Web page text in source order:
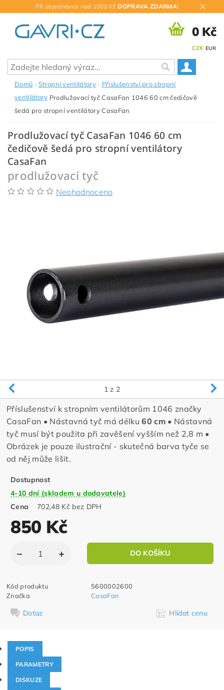
Při objednávce nad 1000 Kč DOPRAVA ZDARMA!
CZK EUR
0 Kč
Domů Stropní ventilátory
Příslušenství pro stropní
ventilátory Prodlužovací tyč CasaFan 1046 60 cm čedičově
šedá pro stropní ventilátory CasaFan
Prodlužovací tyč CasaFan 1046 60 cm
čedičově šedá pro stropní ventilátory
CasaFan
prodlužovací tyč
Neohodnoceno
1 z 2
Příslušenství k stropním ventilátorům 1046 značky
CasaFan • Nástavná tyč má délku60 cm • Nástavná
tyč musí být použita při zavěšení vyšším než 2,8 m •
Obrázek je pouze ilustrační - skutečná barva tyče se
od něj může lišit.
Dostupnost
4-10 dní (skladem u dodavatele)
Cena
702,48 Kč bez DPH
850 Kč
Kód produktu
5600002600
Značka
CasaFan
Dotaz Hlídat cenu
POPIS
PARAMETRY
DISKUZE